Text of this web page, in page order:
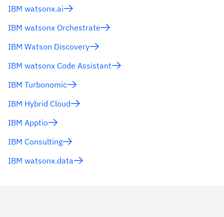
IBM watsonx.ai
IBM watsonx Orchestrate
IBM Watson Discovery
IBM watsonx Code Assistant
IBM Turbonomic
IBM Hybrid Cloud
IBM Apptio
IBM Consulting
IBM watsonx.data